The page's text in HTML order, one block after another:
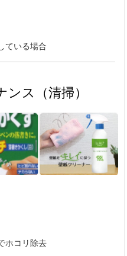
ている場合
ス（清掃）
ホコリ除去